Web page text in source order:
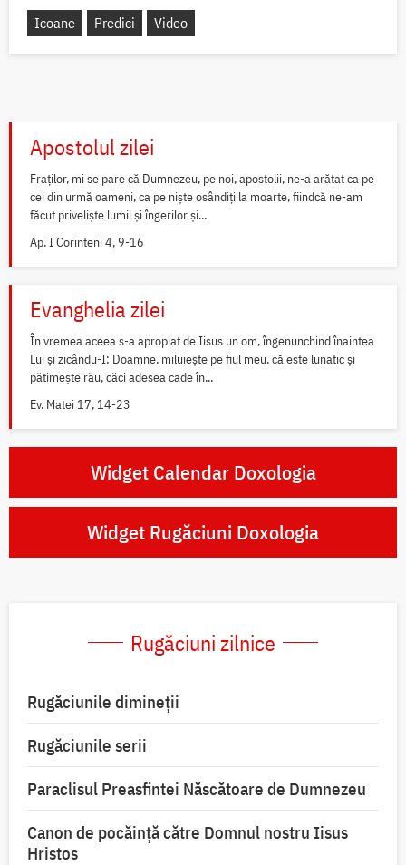
Icoane Predici Video
Apostolul zilei
Fraților, mi se pare că Dumnezeu, pe noi, apostolii, ne-a arătat ca pe
cei din urmă oameni, ca pe niște osândiți la moarte, fiindcă ne-am
făcut priveliște lumii și îngerilor și...
Ap. I Corinteni 4, 9-16
Evanghelia zilei
În vremea aceea s-a apropiat de Iisus un om, îngenunchind înaintea
Lui și zicându-I: Doamne, miluiește pe fiul meu, că este lunatic și
pătimește rău, căci adesea cade în...
Ev. Matei 17, 14-23
Widget Calendar Doxologia
Widget Rugăciuni Doxologia
Rugăciuni zilnice
Rugăciunile dimineții
Rugăciunile serii
Paraclisul Preasfintei Născătoare de Dumnezeu
Canon de pocăință către Domnul nostru Iisus
Hristos